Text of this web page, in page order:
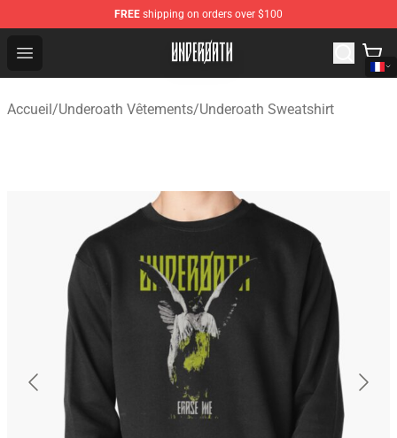
FREE shipping on orders over $100
Open menu
Underoath Store - Official Underoath Merchandise Shop
Accueil/Underoath Vêtements/Underoath Sweatshirt